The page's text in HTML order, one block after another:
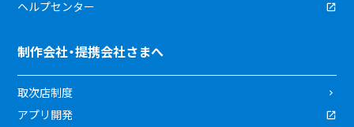
ヘルプセンター
制作会社・提携会社さまへ
取次店制度
アプリ開発